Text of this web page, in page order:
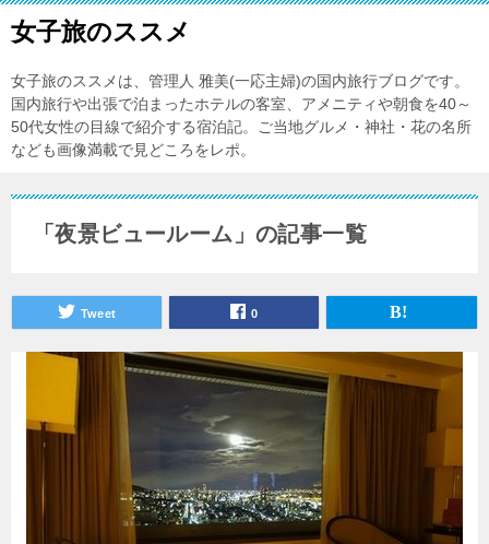
女子旅のススメ
女子旅のススメは、管理人 雅美(一応主婦)の国内旅行ブログです。
国内旅行や出張で泊まったホテルの客室、アメニティや朝食を40～
50代女性の目線で紹介する宿泊記。ご当地グルメ・神社・花の名所
なども画像満載で見どころをレポ。
「夜景ビュールーム」の記事一覧
Tweet 0